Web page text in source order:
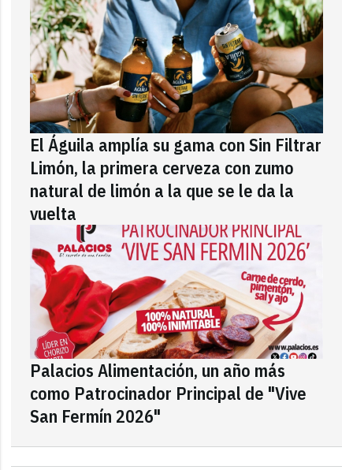
El Águila amplía su gama con Sin Filtrar
Limón, la primera cerveza con zumo
natural de limón a la que se le da la
vuelta
Palacios Alimentación, un año más
como Patrocinador Principal de "Vive
San Fermín 2026"